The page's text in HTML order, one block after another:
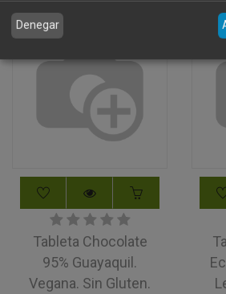
Tableta Chocolate
95% Guayaquil.
Vegana. Sin Gluten.
Denegar